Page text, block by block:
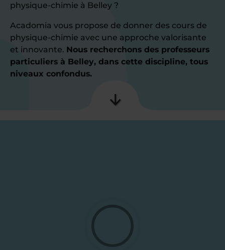
physique-chimie à Belley ?
Acadomia vous propose de donner des cours de
physique-chimie avec une approche valorisante
et innovante. Nous recherchons des professeurs
particuliers à Belley, dans cette discipline, tous
niveaux confondus.